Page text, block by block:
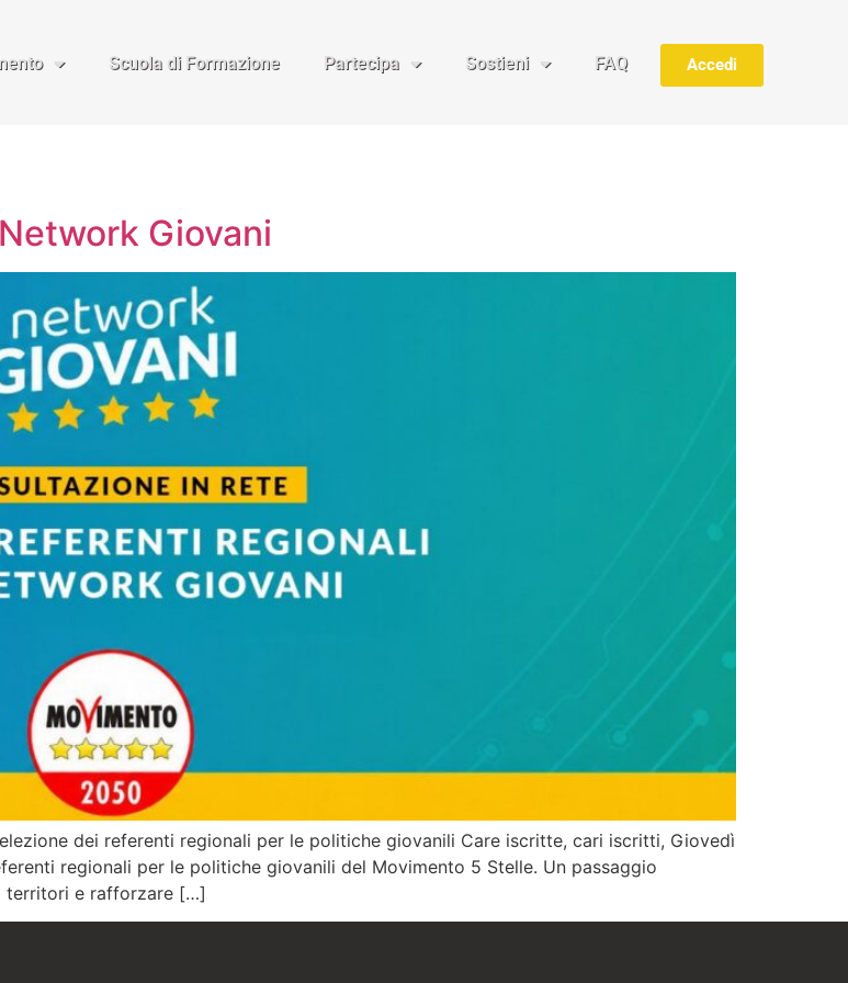
Scuola di Formazione Partecipa Sostieni FAQ Accedi
Giovani
dei referenti regionali per le politiche giovanili Care iscritte, cari iscritti, Giovedì
regionali per le politiche giovanili del Movimento 5 Stelle. Un passaggio
territori e rafforzare […]